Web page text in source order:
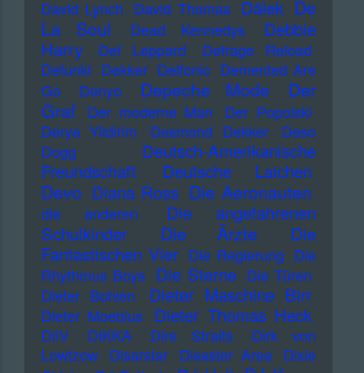
David Lynch David Thomas Dälek De
La Soul
Dead Kennedys
Debbie
Harry
Def Leppard
Defrage Reload
Defunkt Dekker Delfonic Demented Are
Go
Denyo Depeche Mode
Der
Graf
Der moderne Man
Der Popolski
Derya Yildirim
Desmond Dekker
Deso
Dogg
Deutsch-Amerikanische
Freundschaft
Deutsche Laichen
Devo Diana Ross Die Aeronauten
die anderen
Die angefahrenen
Schulkinder
Die Ärzte
Die
Fantastischen Vier Die Regierung Die
Rhythmus Boys Die Sterne Die Türen
Dieter Bohlen
Dieter Maschine Birr
Dieter Moebius Dieter Thomas Heck
DiIV DIKKA Dire Straits
Dirk von
Lowtzow
Disarstar Disaster Area
Dixie